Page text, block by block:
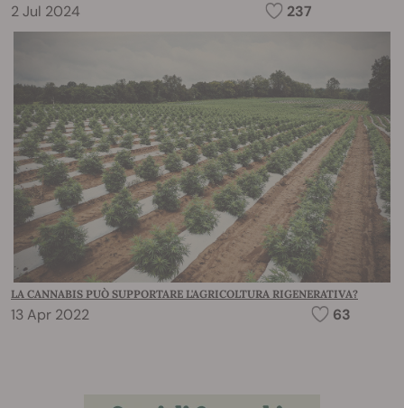
2 Jul 2024 237
LA CANNABIS PUÒ SUPPORTARE L'AGRICOLTURA RIGENERATIVA?
13 Apr 2022 63